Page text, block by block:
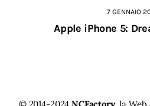
7 GENNAIO
Apple iPhone 5:
© 2014-2024NCFactory, la Web